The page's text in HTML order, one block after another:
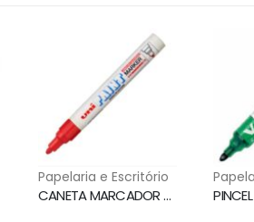
Papelaria e Escritório
CANETA MARCADOR PERMANENTE PX-20 VERMELHO UNI PAINT MARKER